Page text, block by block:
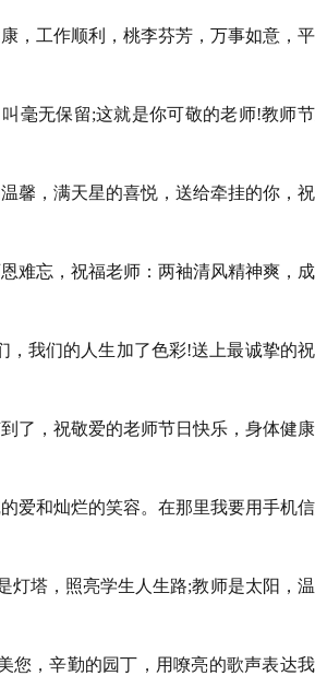
，工作顺利，桃李芬芳，万事如意，
毫无保留;这就是你可敬的老师!教师节
馨，满天星的喜悦，送给牵挂的你，
难忘，祝福老师：两袖清风精神爽，
，我们的人生加了色彩!送上最诚挚的
了，祝敬爱的老师节日快乐，身体健康
爱和灿烂的笑容。在那里我要用手机
灯塔，照亮学生人生路;教师是太阳，
您，辛勤的园丁，用嘹亮的歌声表达